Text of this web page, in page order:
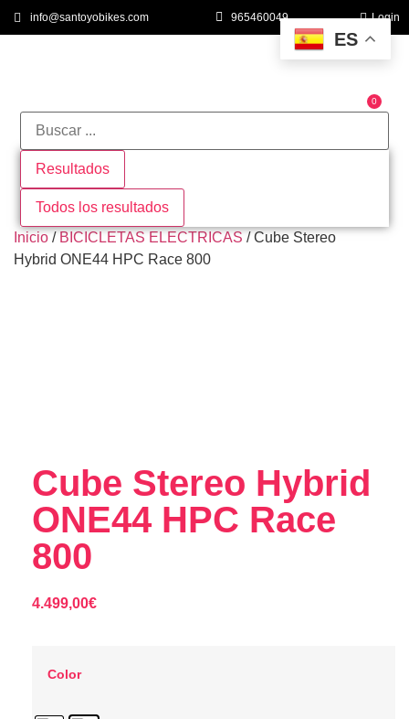
info@santoyobikes.com 965460049 Login
0
Resultados
Todos los resultados
Inicio / BICICLETAS ELECTRICAS / Cube Stereo
Hybrid ONE44 HPC Race 800
Cube Stereo Hybrid
ONE44 HPC Race
800
4.499,00€
Color
ES